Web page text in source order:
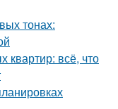
тонах:
квартир: всё, что